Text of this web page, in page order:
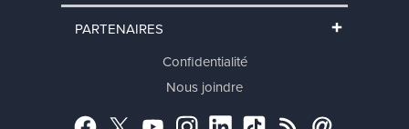
PARTENAIRES
Confidentialité
Nous joindre
Facebook
TwitterYouTubeInstagram
LinkedInTikTokRSS Abonnement